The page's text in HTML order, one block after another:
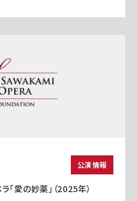
公演情報
「愛の妙薬」（2025年）